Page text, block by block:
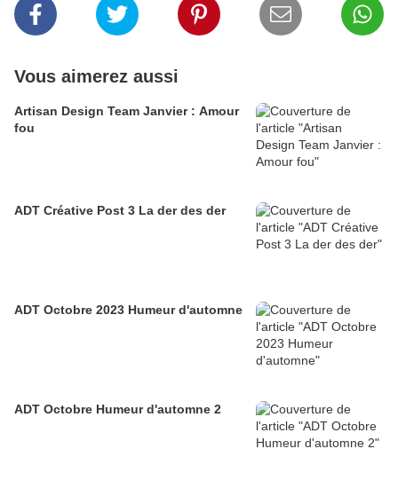
Vous aimerez aussi
Artisan Design Team Janvier : Amour
fou
ADT Créative Post 3 La der des der
ADT Octobre 2023 Humeur d'automne
ADT Octobre Humeur d'automne 2